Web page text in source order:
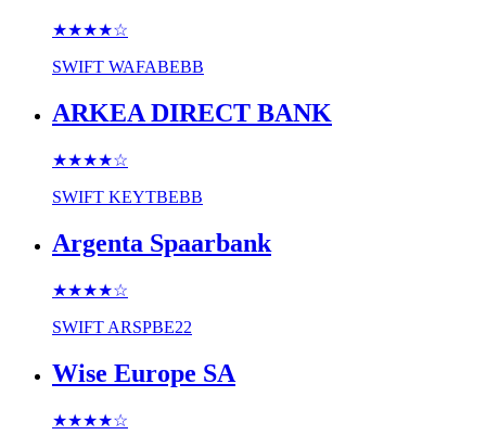
★★★★☆
SWIFT WAFABEBB
ARKEA DIRECT BANK
★★★★☆
SWIFT KEYTBEBB
Argenta Spaarbank
★★★★☆
SWIFT ARSPBE22
Wise Europe SA
★★★★☆